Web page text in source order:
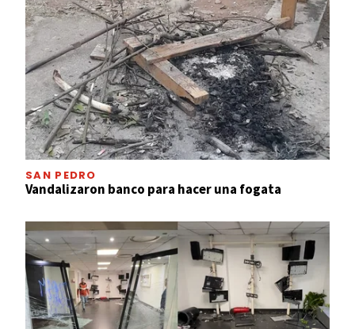
SAN PEDRO
Vandalizaron banco para hacer una fogata